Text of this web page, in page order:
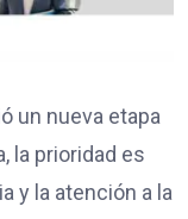
un nueva etapa
la prioridad es
y la atención a la